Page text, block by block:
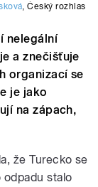
,Český rozhlas
nelegální
a znečišťuje
organizací se
je jako
na zápach,
že Turecko se
stalo